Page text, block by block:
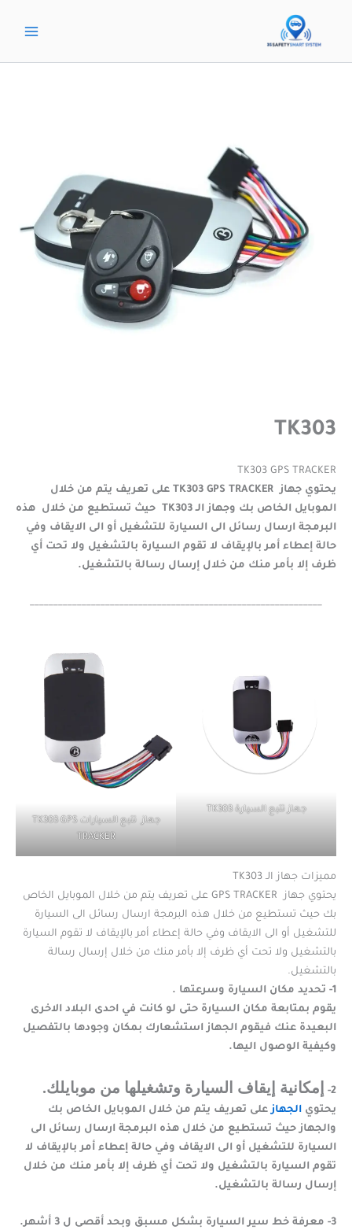
المحتوى
TK303
TK303 GPS TRACKER
يحتوي جهاز TK303 GPS TRACKER على تعريف يتم من خلال
الموبايل الخاص بك وجهاز الـ TK303 حيث تستطيع من خلال هذه
البرمجة ارسال رسائل الى السيارة للتشغيل أو الى الايقاف وفي
حالة إعطاء أمر بالإيقاف لا تقوم السيارة بالتشغيل ولا تحت أي
ظرف إلا بأمر منك من خلال إرسال رسالة بالتشغيل.
______________________________________________________________
جهاز تتبع السيارة TK303
جهاز تتبع السيارات TK303 GPS
TRACKER
مميزات جهاز الـ TK303
يحتوي جهاز GPS TRACKER على تعريف يتم من خلال الموبايل الخاص
بك حيث تستطيع من خلال هذه البرمجة ارسال رسائل الى السيارة
للتشغيل أو الى الايقاف وفي حالة إعطاء أمر بالإيقاف لا تقوم السيارة
بالتشغيل ولا تحت أي ظرف إلا بأمر منك من خلال إرسال رسالة
بالتشغيل.
1- تحديد مكان السيارة وسرعتها .
يقوم بمتابعة مكان السيارة حتى لو كانت في احدى البلاد الاخرى
البعيدة عنك فيقوم الجهاز استشعارك بمكان وجودها بالتفصيل
وكيفية الوصول اليها.
2- إمكانية إيقاف السيارة وتشغيلها من موبايلك.
يحتوي الجهاز على تعريف يتم من خلال الموبايل الخاص بك
والجهاز حيث تستطيع من خلال هذه البرمجة ارسال رسائل الى
السيارة للتشغيل أو الى الايقاف وفي حالة إعطاء أمر بالإيقاف لا
تقوم السيارة بالتشغيل ولا تحت أي ظرف إلا بأمر منك من خلال
إرسال رسالة بالتشغيل.
3- معرفة خط سير السيارة بشكل مسبق وبحد أقصى ل 3 أشهر.